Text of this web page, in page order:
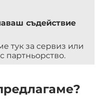
тук за сервиз или
партньорство.
съдействие